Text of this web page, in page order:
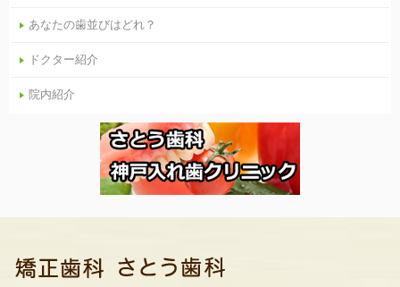
あなたの歯並びはどれ？
ドクター紹介
院内紹介